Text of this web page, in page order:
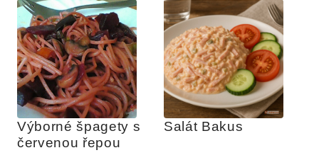
Výborné špagety s
červenou řepou
Salát Bakus